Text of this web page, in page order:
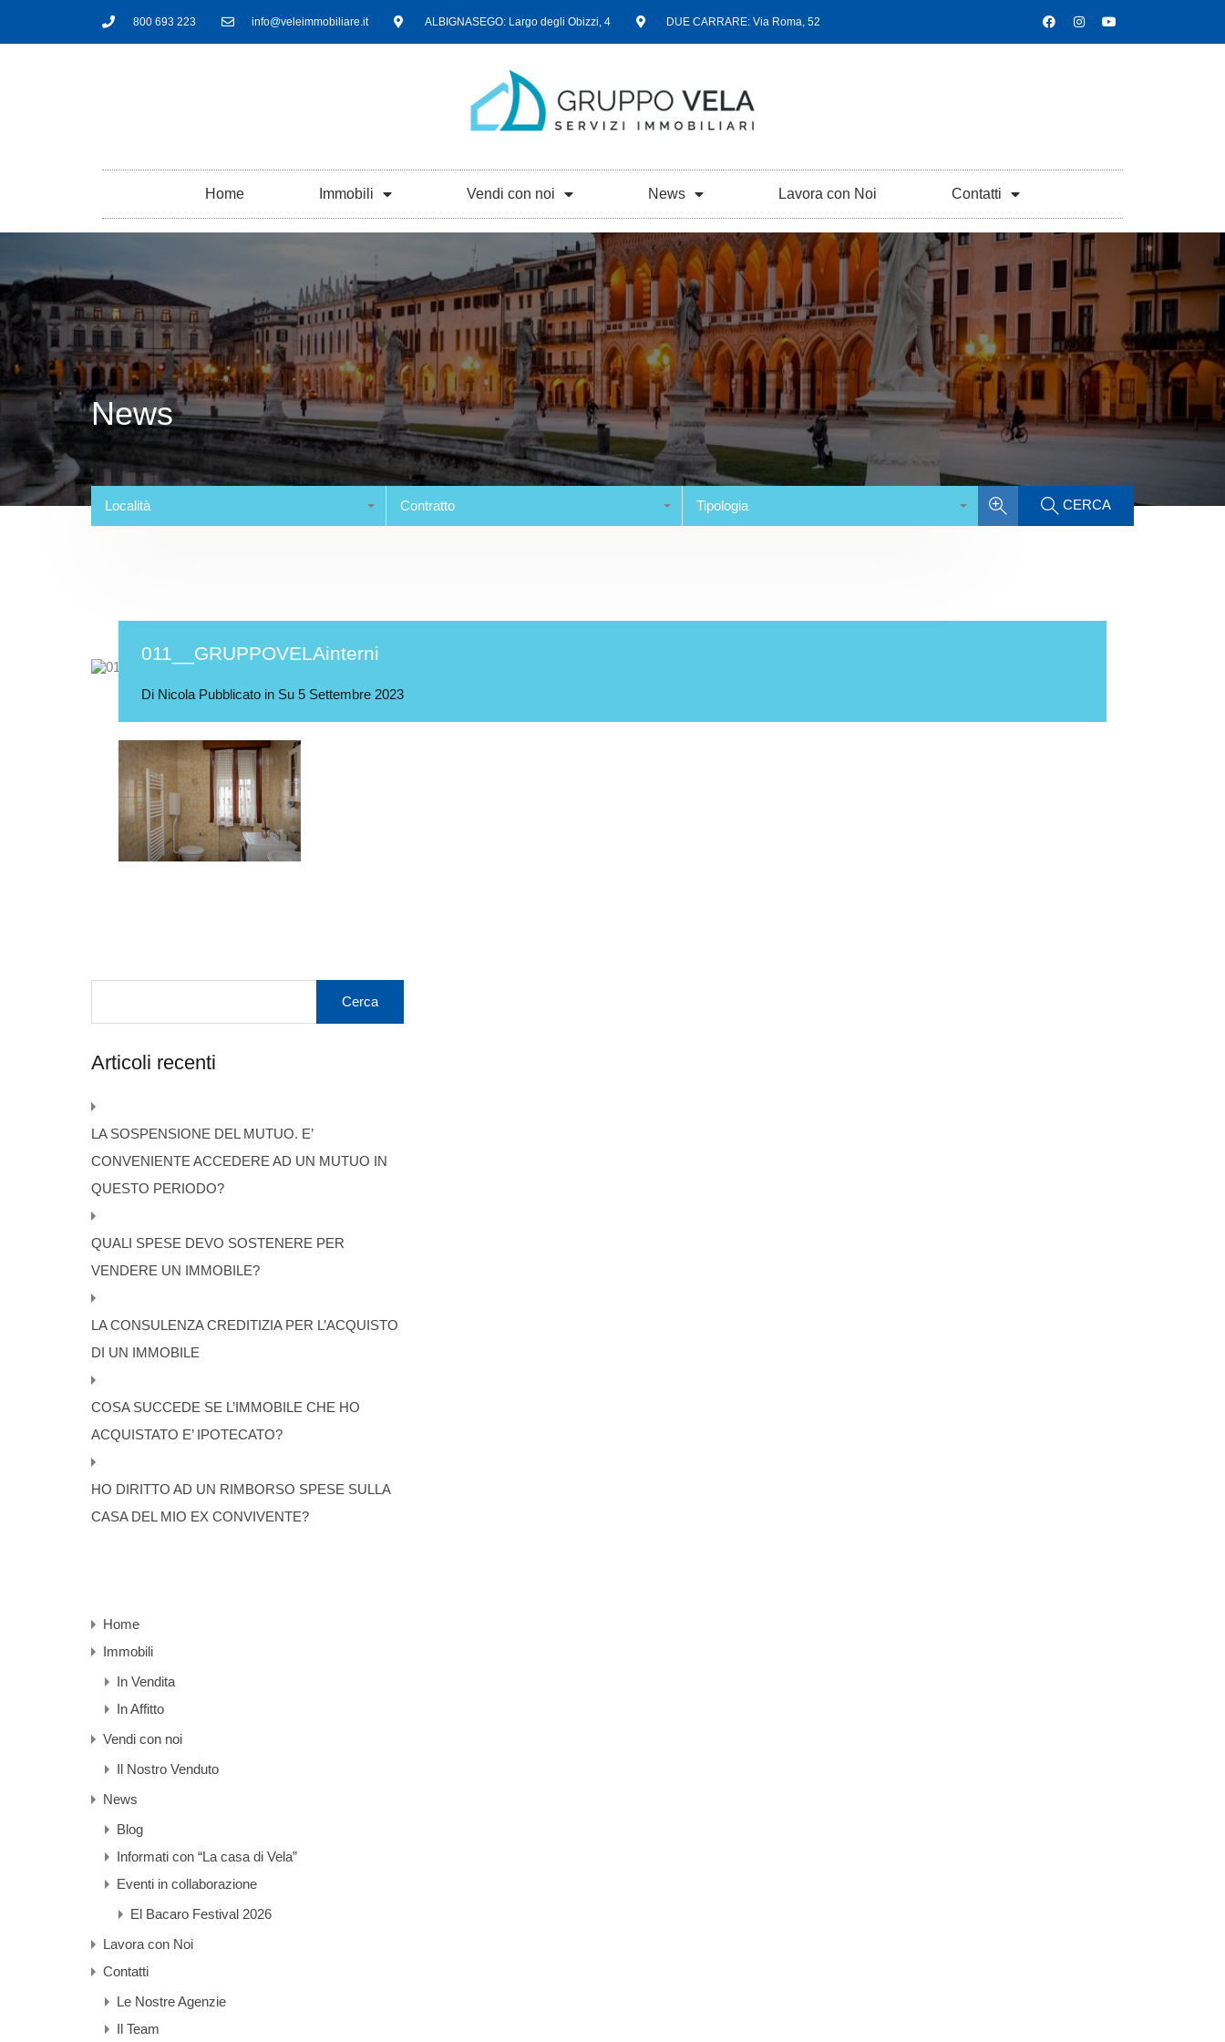
800 693 223 info@veleimmobiliare.it ALBIGNASEGO: Largo degli Obizzi, 4 DUE CARRARE: Via Roma, 52
Home Immobili Vendi con noi News Lavora con Noi Contatti
News
Località Contratto Tipologia CERCA
011__GRUPPOVELAinterni
Di Nicola Pubblicato in Su 5 Settembre 2023
Articoli recenti
LA SOSPENSIONE DEL MUTUO. E’
CONVENIENTE ACCEDERE AD UN MUTUO IN
QUESTO PERIODO?
QUALI SPESE DEVO SOSTENERE PER
VENDERE UN IMMOBILE?
LA CONSULENZA CREDITIZIA PER L’ACQUISTO
DI UN IMMOBILE
COSA SUCCEDE SE L’IMMOBILE CHE HO
ACQUISTATO E’ IPOTECATO?
HO DIRITTO AD UN RIMBORSO SPESE SULLA
CASA DEL MIO EX CONVIVENTE?
Home
Immobili
In Vendita
In Affitto
Vendi con noi
Il Nostro Venduto
News
Blog
Informati con “La casa di Vela”
Eventi in collaborazione
El Bacaro Festival 2026
Lavora con Noi
Contatti
Le Nostre Agenzie
Il Team